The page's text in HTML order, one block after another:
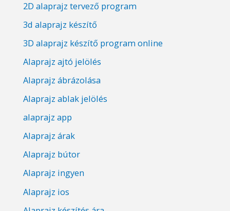
2D alaprajz tervező program
3d alaprajz készítő
3D alaprajz készítő program online
Alaprajz ajtó jelölés
Alaprajz ábrázolása
Alaprajz ablak jelölés
alaprajz app
Alaprajz árak
Alaprajz bútor
Alaprajz ingyen
Alaprajz ios